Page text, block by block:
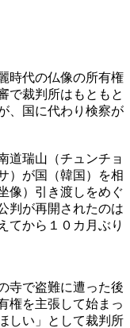
時代の仏像の所有権
で裁判所はもともと
、国に代わり検察が
道瑞山（チュンチョ
）が国（韓国）を相
像）引き渡しをめぐ
判が再開されたのは
てから１０カ月ぶり
寺で盗難に遭った後
権を主張して始まっ
しい」として裁判所